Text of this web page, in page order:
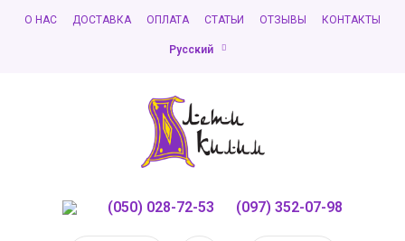
О НАС ДОСТАВКА ОПЛАТА СТАТЬИ ОТЗЫВЫ КОНТАКТЫ
Русский
(050) 028-72-53 (097) 352-07-98